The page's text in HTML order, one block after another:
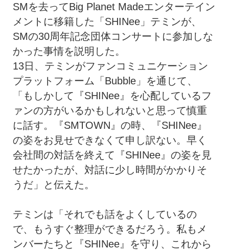
SMを去ってBig Planet Madeエンターテイン
メントに移籍した「SHINee」テミンが、
SMの30周年記念団体コンサートに参加しな
かった事情を説明した。
13日、テミンがファンコミュニケーション
プラットフォーム「Bubble」を通じて、
「もしかして『SHINee』を心配しているフ
ァンの方がいるかもしれないと思って慎重
に話す。『SMTOWN』の時、『SHINee』
の姿をお見せできなくて申し訳ない。早く
会社間の対話を終えて『SHINee』の姿を見
せたかったが、対話に少し時間がかかりそ
うだ」と伝えた。
テミンは「それでも話をよくしているの
で、もうすぐ整理ができるだろう。私もメ
ンバーたちと『SHINee』を守り、これから